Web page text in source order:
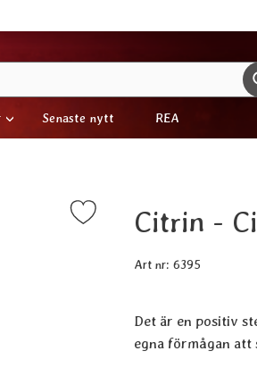
Senaste nytt REA
Citrine, chips (<1 cm, 100 g) som favorit
Citrin -
Art nr: 6395
Det är en positiv
egna förmågan att